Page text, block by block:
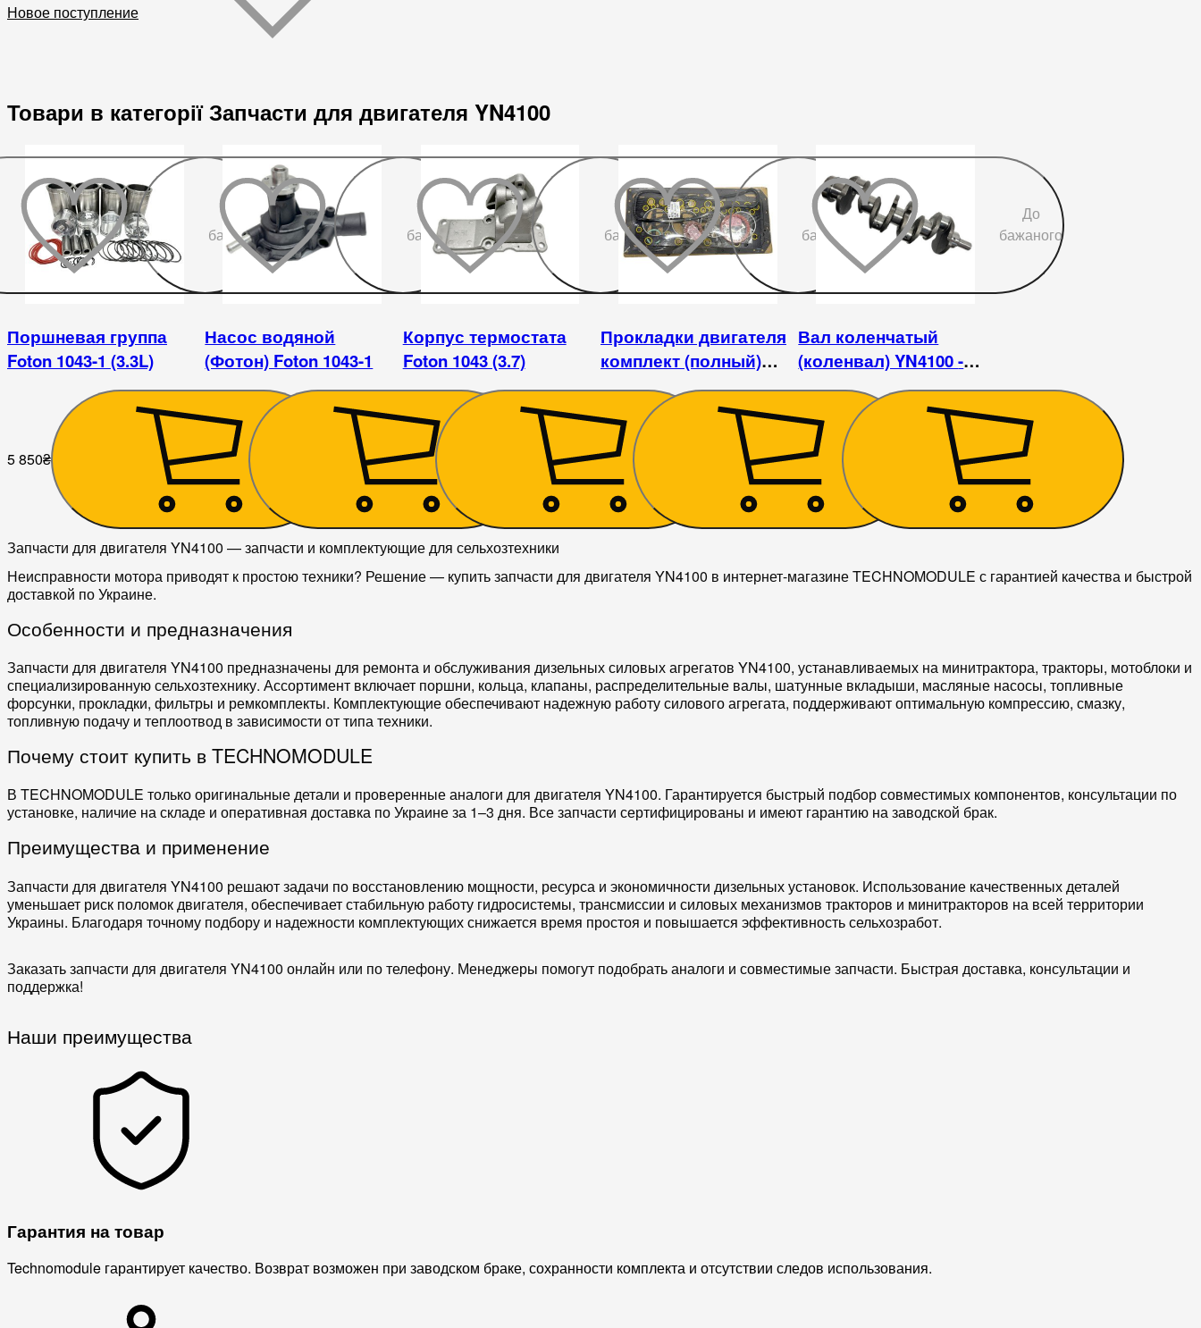
Новое поступление
Товари в категорії Запчасти для двигателя YN4100
бажаного
Поршневая группа
Foton 1043-1 (3.3L)
5 850₴
бажаного
Насос водяной
(Фотон) Foton 1043-1
1 890 ₴
До
бажаного
Корпус термостата
Foton 1043 (3.7)
585₴
До
бажаного
Прокладки двигателя
комплект (полный)
Foton 1043-1 (3,3)
720
До
бажаного
Вал коленчатый
(коленвал) YN4100 -
Foton 1043-1
8 100 ₴
Запчасти для двигателя YN4100 — запчасти и комплектующие для сельхозтехники
Неисправности мотора приводят к простою техники? Решение — купить запчасти для двигателя YN4100 в интернет-магазине TECHNOMODULE с гарантией качества и быстрой
доставкой по Украине.
Особенности и предназначения
Запчасти для двигателя YN4100 предназначены для ремонта и обслуживания дизельных силовых агрегатов YN4100, устанавливаемых на минитрактора, тракторы, мотоблоки и
специализированную сельхозтехнику. Ассортимент включает поршни, кольца, клапаны, распределительные валы, шатунные вкладыши, масляные насосы, топливные
форсунки, прокладки, фильтры и ремкомплекты. Комплектующие обеспечивают надежную работусилового агрегата, поддерживают оптимальную компрессию, смазку,
топливную подачу и теплоотвод в зависимости от типа техники.
Почему стоит купить в TECHNOMODULE
В TECHNOMODULE толькооригинальные детали и проверенныеаналоги для двигателя YN4100. Гарантируется быстрый подбор совместимых компонентов, консультации по
установке, наличие на складе и оперативная доставка по Украинеза 1–3 дня. Всезапчасти сертифицированы и имеют гарантию на заводской брак.
Преимущества и применение
Запчасти для двигателя YN4100 решают задачи по восстановлению мощности, ресурса и экономичности дизельных установок. Использование качественныхдеталей
уменьшает риск поломокдвигателя, обеспечивает стабильную работу гидросистемы, трансмиссии и силовых механизмов тракторов и минитракторов на всей территории
Украины. Благодаря точному подбору и надежности комплектующих снижается время простоя и повышается эффективность сельхозработ.
Заказать запчасти для двигателя YN4100 онлайн или по телефону. Менеджеры помогут подобрать аналоги и совместимые запчасти. Быстрая доставка, консультации и
поддержка!
Наши преимущества
Гарантия на товар
Technomodule гарантирует качество. Возврат возможен при заводском браке, сохранности комплекта и отсутствии следов использования.